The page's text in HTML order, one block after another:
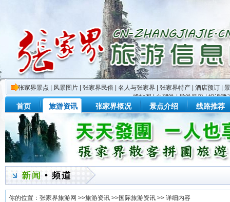
张家界景点 风景图片 张家界民俗 名人与张家界 张家界特产 酒店预订
通地图|自驾游|导游风采|投诉建
首页 旅游资讯 张家界概况 景点介绍 线路推荐
你的位置： 张家界旅游网 >>旅游资讯 >>国际旅游资讯 >> 详细内容